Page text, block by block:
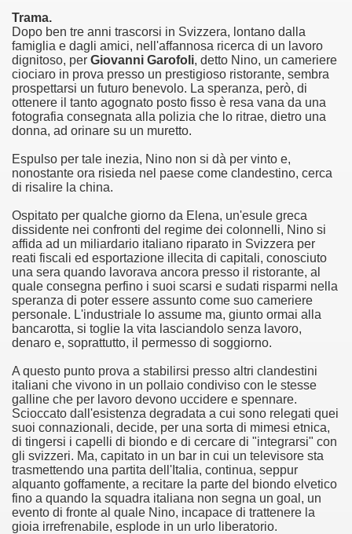
Trama.
Dopo ben tre anni trascorsi in Svizzera, lontano dalla
famiglia e dagli amici, nell'affannosa ricerca di un lavoro
dignitoso, per Giovanni Garofoli, detto Nino, un cameriere
ciociaro in prova presso un prestigioso ristorante, sembra
prospettarsi un futuro benevolo. La speranza, però, di
ottenere il tanto agognato posto fisso è resa vana da una
fotografia consegnata alla polizia che lo ritrae, dietro una
donna, ad orinare su un muretto.
Espulso per tale inezia, Nino non si dà per vinto e,
nonostante ora risieda nel paese come clandestino, cerca
di risalire la china.
Ospitato per qualche giorno da Elena, un'esule greca
dissidente nei confronti del regime dei colonnelli, Nino si
affida ad un miliardario italiano riparato in Svizzera per
reati fiscali ed esportazione illecita di capitali, conosciuto
una sera quando lavorava ancora presso il ristorante, al
quale consegna perfino i suoi scarsi e sudati risparmi nella
speranza di poter essere assunto come suo cameriere
personale. L'industriale lo assume ma, giunto ormai alla
bancarotta, si toglie la vita lasciandolo senza lavoro,
denaro e, soprattutto, il permesso di soggiorno.
A questo punto prova a stabilirsi presso altri clandestini
italiani che vivono in un pollaio condiviso con le stesse
galline che per lavoro devono uccidere e spennare.
Scioccato dall'esistenza degradata a cui sono relegati quei
suoi connazionali, decide, per una sorta di mimesi etnica,
di tingersi i capelli di biondo e di cercare di "integrarsi" con
gli svizzeri. Ma, capitato in un bar in cui un televisore sta
trasmettendo una partita dell'Italia, continua, seppur
alquanto goffamente, a recitare la parte del biondo elvetico
fino a quando la squadra italiana non segna un goal, un
evento di fronte al quale Nino, incapace di trattenere la
gioia irrefrenabile, esplode in un urlo liberatorio.
edizione del Premio Strega.
non piu esordiente, bensi ampiamente radicato nel
l'esordio enigmatico e avvincente di Marcello
Se Ti Piacciono nel mese di Aprile 2013.
di quella che dovrebbe essere la quadrilogia di Carlos
di vendite, Il cacciatore di aquiloni.
di Jeffery Deaver dedicato al criminologo tetraplegico
atipico, un viaggio interiore di Isabel Allende
di maggior successo al mondo.
psicopatico assoldato dal potere per poter incastrare
risiede quasi esclusivamente nella sua enorme
Se Ti Piacciono nel mese di Maggio 2013.
minacce e la vita sotto scorta.
e nel sogno di dominio della camorra.